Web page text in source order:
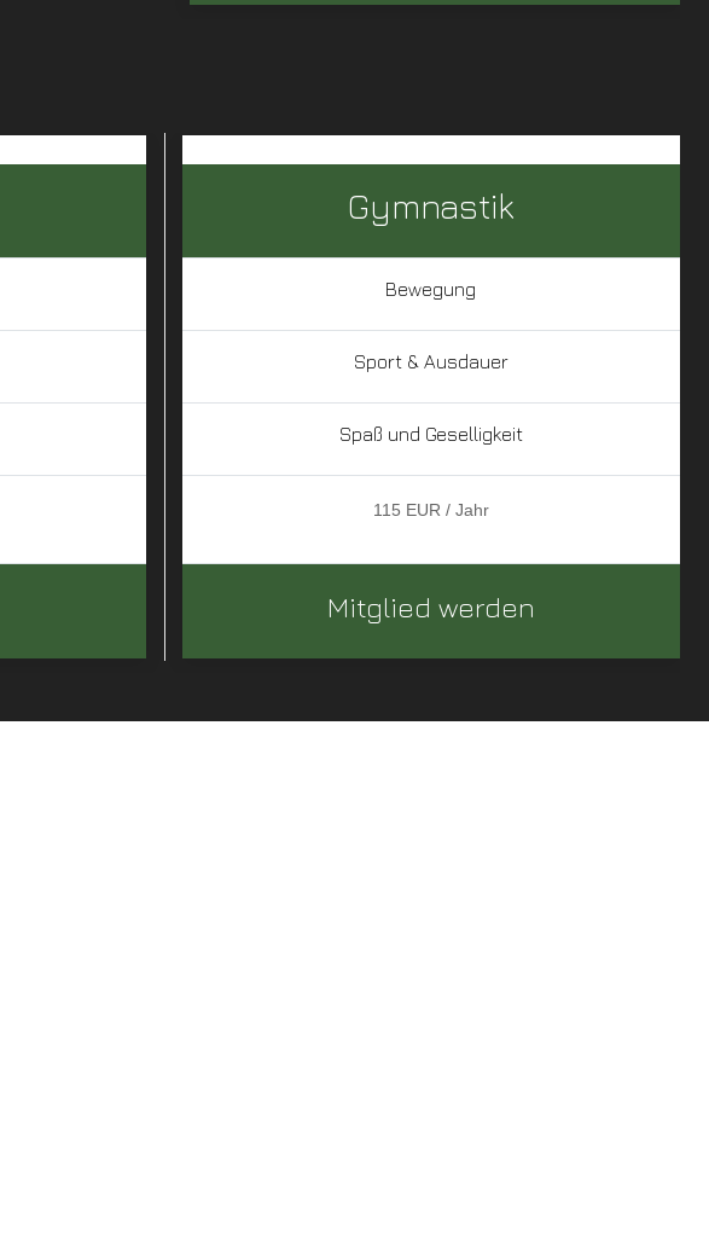
Gymnastik
Bewegung
Sport & Ausdauer
Spaß und Geselligkeit
115 EUR / Jahr
Mitglied werden